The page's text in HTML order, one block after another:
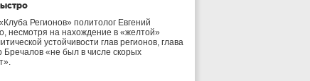
Регионов» политолог Евгений
несмотря на нахождение в «желтой»
устойчивости глав регионов, глава
Бречалов «не был в числе скорых